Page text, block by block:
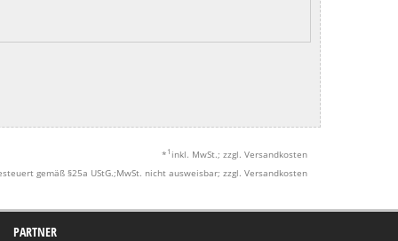
* 1 inkl. MwSt.; zzgl. Versandkosten
gemäß §25a UStG.;MwSt. nicht ausweisbar; zzgl. Versandkosten
PARTNER